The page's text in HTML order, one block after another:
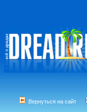
Вернуться на сайт